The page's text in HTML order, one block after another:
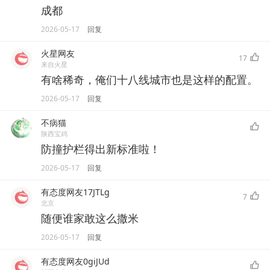
成都
2026-05-17 回复
火星网友
来自火星
17
有啥稀奇，俺们十八线城市也是这样的配置。
2026-05-17 回复
不病猫
陕西宝鸡
防撞护栏得出新标准啦！
2026-05-17 回复
有态度网友17JTLg
北京
7
随便谁家敢这么撒米
2026-05-17 回复
有态度网友0giJUd